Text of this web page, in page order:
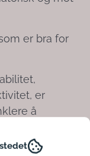
er bra for
er
å
å vare 7